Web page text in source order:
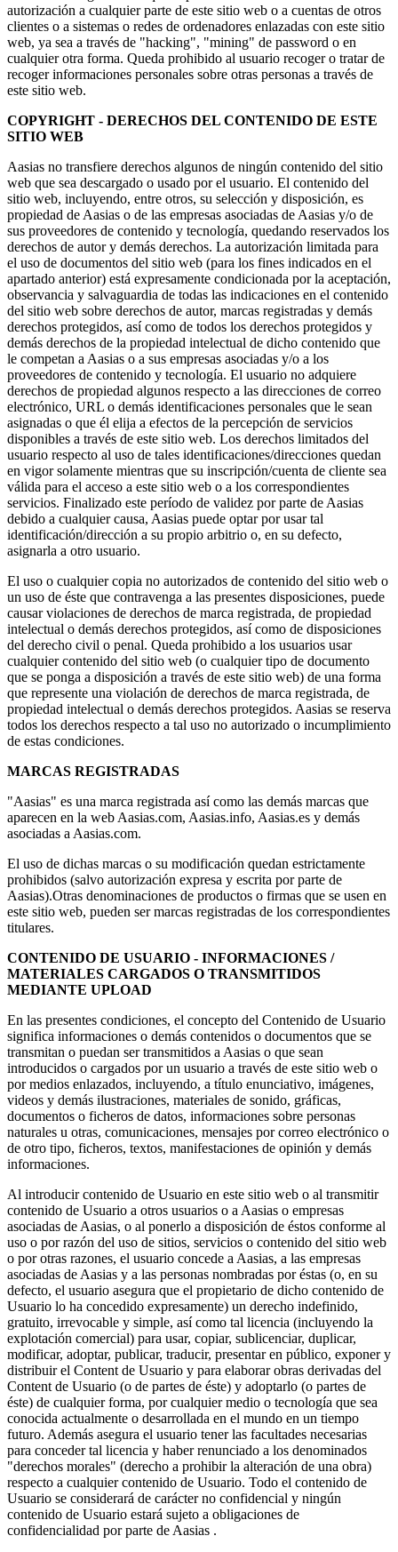
autorización a cualquier parte de este sitio web o a cuentas de otros
clientes o a sistemas o redes de ordenadores enlazadas con este sitio
web, ya sea a través de "hacking", "mining" de password o en
cualquier otra forma. Queda prohibido al usuario recoger o tratar de
recoger informaciones personales sobre otras personas a través de
este sitio web.
COPYRIGHT - DERECHOS DEL CONTENIDO DE ESTE
SITIO WEB
Aasias no transfiere derechos algunos de ningún contenido del sitio
web que sea descargado o usado por el usuario. El contenido del
sitio web, incluyendo, entre otros, su selección y disposición, es
propiedad de Aasias o de las empresas asociadas de Aasias y/o de
sus proveedores de contenido y tecnología, quedando reservados los
derechos de autor y demás derechos. La autorización limitada para
el uso de documentos del sitio web (para los fines indicados en el
apartado anterior) está expresamente condicionada por la aceptación,
observancia y salvaguardia de todas las indicaciones en el contenido
del sitio web sobre derechos de autor, marcas registradas y demás
derechos protegidos, así como de todos los derechos protegidos y
demás derechos de la propiedad intelectual de dicho contenido que
le competan a Aasias o a sus empresas asociadas y/o a los
proveedores de contenido y tecnología. El usuario no adquiere
derechos de propiedad algunos respecto a las direcciones de correo
electrónico, URL o demás identificaciones personales que le sean
asignadas o que él elija a efectos de la percepción de servicios
disponibles a través de este sitio web. Los derechos limitados del
usuario respecto al uso de tales identificaciones/direcciones quedan
en vigor solamente mientras que su inscripción/cuenta de cliente sea
válida para el acceso a este sitio web o a los correspondientes
servicios. Finalizado este período de validez por parte de Aasias
debido a cualquier causa, Aasias puede optar por usar tal
identificación/dirección a su propio arbitrio o, en su defecto,
asignarla a otro usuario.
El uso o cualquier copia no autorizados de contenido del sitio web o
un uso de éste que contravenga a las presentes disposiciones, puede
causar violaciones de derechos de marca registrada, de propiedad
intelectual o demás derechos protegidos, así como de disposiciones
del derecho civil o penal. Queda prohibido a los usuarios usar
cualquier contenido del sitio web (o cualquier tipo de documento
que se ponga a disposición a través de este sitio web) de una forma
que represente una violación de derechos de marca registrada, de
propiedad intelectual o demás derechos protegidos. Aasias se reserva
todos los derechos respecto a tal uso no autorizado o incumplimiento
de estas condiciones.
MARCAS REGISTRADAS
"Aasias" es una marca registrada así como las demás marcas que
aparecen en la web Aasias.com, Aasias.info, Aasias.es y demás
asociadas a Aasias.com.
El uso de dichas marcas o su modificación quedan estrictamente
prohibidos (salvo autorización expresa y escrita por parte de
Aasias).Otras denominaciones de productos o firmas que se usen en
este sitio web, pueden ser marcas registradas de los correspondientes
titulares.
CONTENIDO DE USUARIO - INFORMACIONES /
MATERIALES CARGADOS O TRANSMITIDOS
MEDIANTE UPLOAD
En las presentes condiciones, el concepto del Contenido de Usuario
significa informaciones o demás contenidos o documentos que se
transmitan o puedan ser transmitidos a Aasias o que sean
introducidos o cargados por un usuario a través de este sitio web o
por medios enlazados, incluyendo, a título enunciativo, imágenes,
videos y demás ilustraciones, materiales de sonido, gráficas,
documentos o ficheros de datos, informaciones sobre personas
naturales u otras, comunicaciones, mensajes por correo electrónico o
de otro tipo, ficheros, textos, manifestaciones de opinión y demás
informaciones.
Al introducir contenido de Usuario en este sitio web o al transmitir
contenido de Usuario a otros usuarios o a Aasias o empresas
asociadas de Aasias, o al ponerlo a disposición de éstos conforme al
uso o por razón del uso de sitios, servicios o contenido del sitio web
o por otras razones, el usuario concede a Aasias, a las empresas
asociadas de Aasias y a las personas nombradas por éstas (o, en su
defecto, el usuario asegura que el propietario de dicho contenido de
Usuario lo ha concedido expresamente) un derecho indefinido,
gratuito, irrevocable y simple, así como tal licencia (incluyendo la
explotación comercial) para usar, copiar, sublicenciar, duplicar,
modificar, adoptar, publicar, traducir, presentar en público, exponer y
distribuir el Content de Usuario y para elaborar obras derivadas del
Content de Usuario (o de partes de éste) y adoptarlo (o partes de
éste) de cualquier forma, por cualquier medio o tecnología que sea
conocida actualmente o desarrollada en el mundo en un tiempo
futuro. Además asegura el usuario tener las facultades necesarias
para conceder tal licencia y haber renunciado a los denominados
"derechos morales" (derecho a prohibir la alteración de una obra)
respecto a cualquier contenido de Usuario. Todo el contenido de
Usuario se considerará de carácter no confidencial y ningún
contenido de Usuario estará sujeto a obligaciones de
confidencialidad por parte de Aasias .